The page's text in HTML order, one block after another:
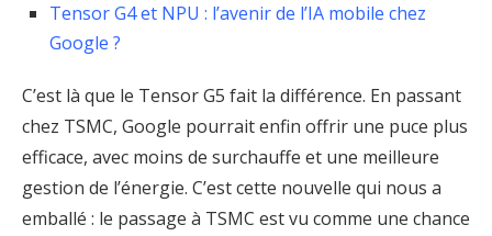
Tensor G4 et NPU : l’avenir de l’IA mobile chez
Google ?
C’est là que le Tensor G5 fait la différence. En passant
chez TSMC, Google pourrait enfin offrir une puce plus
efficace, avec moins de surchauffe et une meilleure
gestion de l’énergie. C’est cette nouvelle qui nous a
emballé : le passage à TSMC est vu comme une chance